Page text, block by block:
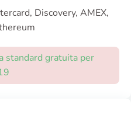
Discovery, AMEX,
standard gratuita per